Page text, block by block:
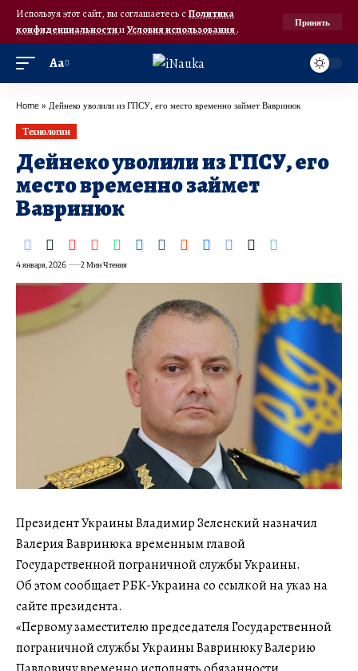
Используя этот сайт, вы соглашаетесь с Политика
конфиденциальностииУсловия использования.
Принять
Аа
Home » Дейнеко уволили из ГПСУ, его место временно займет Вавринюк
Технологии
Дейнеко уволили из ГПСУ, его
место временно займет
Вавринюк
4 января, 2026 2 Мин Чтения
Президент Украины Владимир Зеленский назначил
Валерия Вавринюка временным главой
Государственной пограничной службы Украины.
Об этом сообщает РБК-Украина со ссылкой на указ на
сайте президента.
«Первому заместителю председателя Государственной
пограничной службы Украины Вавринюку Валерию